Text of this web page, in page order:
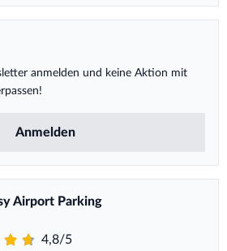
anmelden und keine Aktion mit
Anmelden
Airport Parking
4,8/5